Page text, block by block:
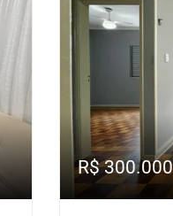
R$ 300.000